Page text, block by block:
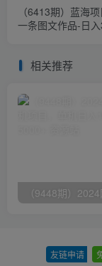
（6413期）蓝海
一条图文作品-日
相关推荐
友链申请